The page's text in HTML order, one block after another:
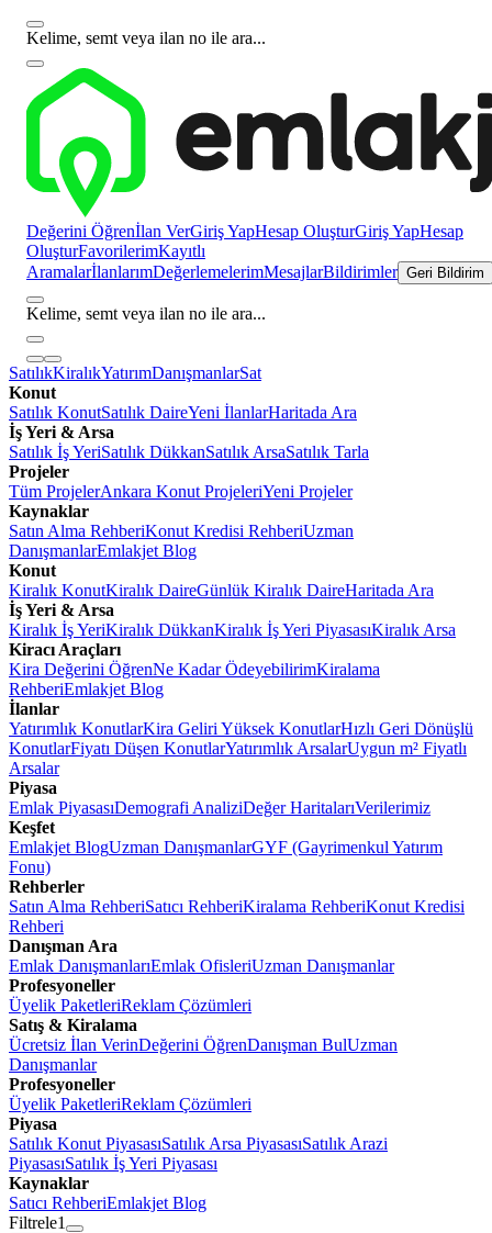
Kelime, semt veya ilan no ile ara...
Değerini Öğrenİlan VerGiriş YapHesap OluşturGiriş YapHesap
OluşturFavorilerimKayıtlı
AramalarİlanlarımDeğerlemelerimMesajlarBildirimler Geri Bildirim
Kelime, semt veya ilan no ile ara...
SatılıkKiralıkYatırımDanışmanlarSat
Konut
Satılık KonutSatılık DaireYeni İlanlarHaritada Ara
İş Yeri & Arsa
Satılık İş YeriSatılık DükkanSatılık ArsaSatılık Tarla
Projeler
Tüm ProjelerAnkara Konut ProjeleriYeni Projeler
Kaynaklar
Satın Alma RehberiKonut Kredisi RehberiUzman
DanışmanlarEmlakjet Blog
Konut
Kiralık KonutKiralık DaireGünlük Kiralık DaireHaritada Ara
İş Yeri & Arsa
Kiralık İş YeriKiralık DükkanKiralık İş Yeri PiyasasıKiralık Arsa
Kiracı Araçları
Kira Değerini ÖğrenNe Kadar ÖdeyebilirimKiralama
RehberiEmlakjet Blog
İlanlar
Yatırımlık KonutlarKira Geliri Yüksek KonutlarHızlı Geri Dönüşlü
KonutlarFiyatı Düşen KonutlarYatırımlık ArsalarUygun m² Fiyatlı
Arsalar
Piyasa
Emlak PiyasasıDemografi AnaliziDeğer HaritalarıVerilerimiz
Keşfet
Emlakjet BlogUzman DanışmanlarGYF (Gayrimenkul Yatırım
Fonu)
Rehberler
Satın Alma RehberiSatıcı RehberiKiralama RehberiKonut Kredisi
Rehberi
Danışman Ara
Emlak DanışmanlarıEmlak OfisleriUzman Danışmanlar
Profesyoneller
Üyelik PaketleriReklam Çözümleri
Satış & Kiralama
Ücretsiz İlan VerinDeğerini ÖğrenDanışman BulUzman
Danışmanlar
Profesyoneller
Üyelik PaketleriReklam Çözümleri
Piyasa
Satılık Konut PiyasasıSatılık Arsa PiyasasıSatılık Arazi
PiyasasıSatılık İş Yeri Piyasası
Kaynaklar
Satıcı RehberiEmlakjet Blog
Filtrele1